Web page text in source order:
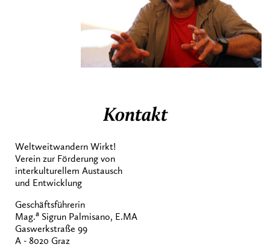
Kontakt
Weltweitwandern Wirkt!
Verein zur Förderung von
interkulturellem Austausch
und Entwicklung
Geschäftsführerin
Mag.a Sigrun Palmisano, E.MA
Gaswerkstraße 99
A - 8020 Graz